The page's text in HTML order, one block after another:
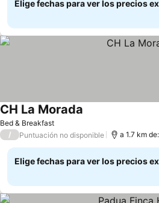
Elige fechas para ver los precios
Bed & Breakfast
CH La Morada
/ Puntuación no disponible a 1.7 km
Elige fechas para ver los precios